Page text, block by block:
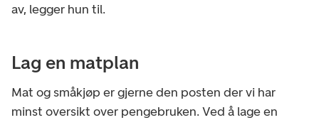
av, legger hun til.
Lag en matplan
Mat og småkjøp er gjerne den posten der vi har
minst oversikt over pengebruken. Ved å lage en